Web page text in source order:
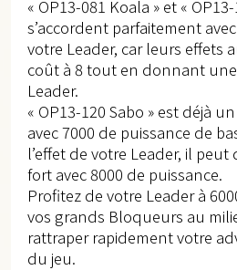
« OP13-081 Koala » et «
s’accordent parfaitement
votre Leader, car leurs effets
coût à 8 tout en donnant une
Leader.
« OP13-120 Sabo » est déjà
avec 7000 de puissance de
l’effet de votre Leader, il
fort avec 8000 de puissance.
Profitez de votre Leader à
vos grands Bloqueurs au
rattraper rapidement votre
du jeu.